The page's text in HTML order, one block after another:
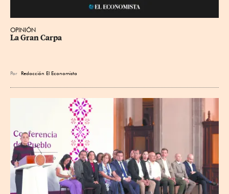
OPINIÓN
La Gran Carpa
Por Redacción El Economista